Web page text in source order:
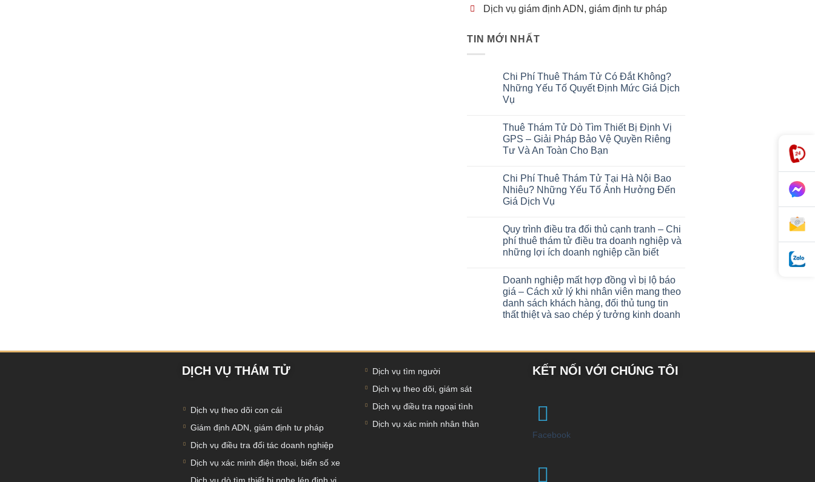
Dịch vụ giám định ADN, giám định tư pháp
TIN MỚI NHẤT
Chi Phí Thuê Thám Tử Có Đắt Không?
Những Yếu Tố Quyết Định Mức Giá Dịch
Vụ
Thuê Thám Tử Dò Tìm Thiết Bị Định Vị
GPS – Giải Pháp Bảo Vệ Quyền Riêng
Tư Và An Toàn Cho Bạn
Chi Phí Thuê Thám Tử Tại Hà Nội Bao
Nhiêu? Những Yếu Tố Ảnh Hưởng Đến
Giá Dịch Vụ
Quy trình điều tra đối thủ cạnh tranh – Chi
phí thuê thám tử điều tra doanh nghiệp và
những lợi ích doanh nghiệp cần biết
Doanh nghiệp mất hợp đồng vì bị lộ báo
giá – Cách xử lý khi nhân viên mang theo
danh sách khách hàng, đối thủ tung tin
thất thiệt và sao chép ý tưởng kinh doanh
DỊCH VỤ THÁM TỬ
Dịch vụ theo dõi con cái
Giám định ADN, giám định tư pháp
Dịch vụ điều tra đối tác doanh nghiệp
Dịch vụ xác minh điện thoại, biển số xe
Dịch vụ dò tìm thiết bị nghe lén định vị
Dịch vụ tìm người
Dịch vụ theo dõi, giám sát
Dịch vụ điều tra ngoại tình
Dịch vụ xác minh nhân thân
KẾT NỐI VỚI CHÚNG TÔI
Facebook